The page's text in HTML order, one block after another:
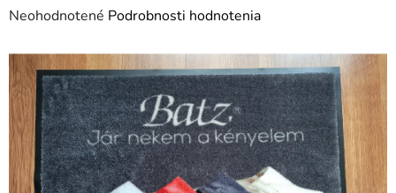
Priemerné
produktu
je
0,0
z
5
hviezdičiek.
Neohodnotené Podrobnosti hodnotenia